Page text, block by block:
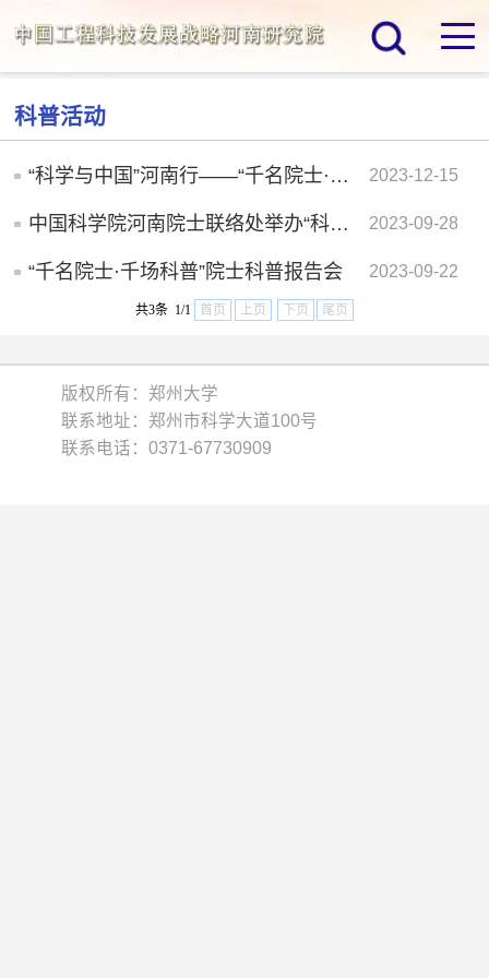
科普活动
“科学与中国”河南行——“千名院士·千场科普”活动在郑州大... 2023-12-15
中国科学院河南院士联络处举办“科学与中国”院士科普报告会 ... 2023-09-28
“千名院士·千场科普”院士科普报告会 2023-09-22
共3条 1/1 首页 上页 下页 尾页
版权所有：郑州大学
联系地址：郑州市科学大道100号
联系电话：0371-67730909